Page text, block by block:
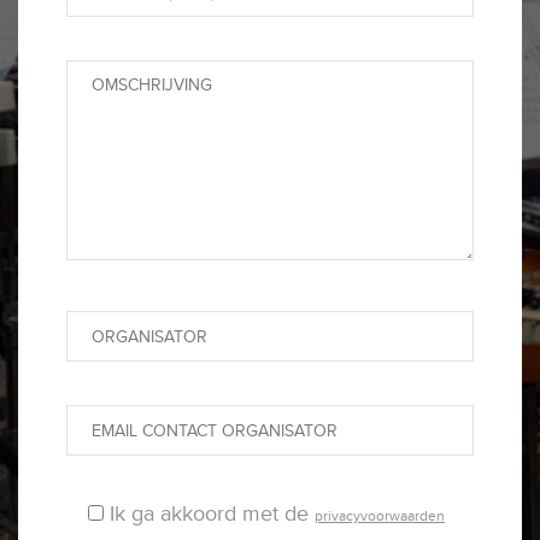
Ik ga akkoord met de privacyvoorwaarden